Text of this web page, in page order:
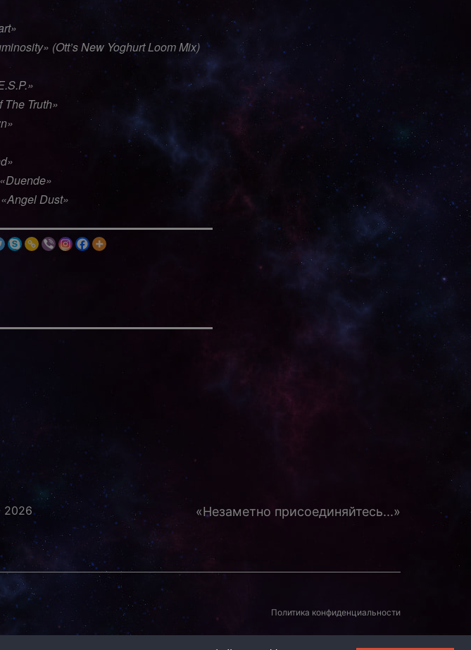
(Ott’s New Yoghurt Loom Mix)
Truth»
Dust»
2026 «Незаметно присоединяйтесь...»
Политика конфиденциальности